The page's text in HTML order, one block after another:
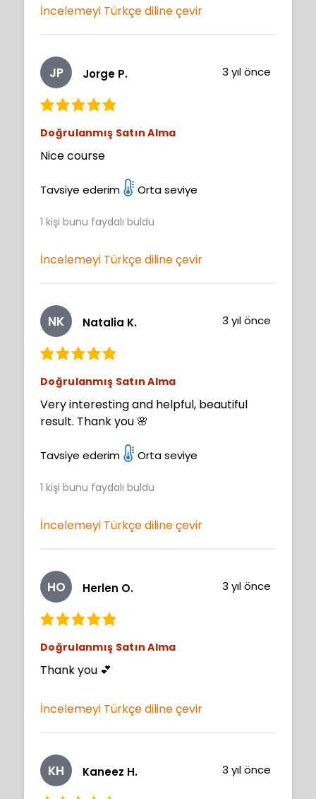
are steps I'll be adding to my art. Thank
İncelemeyi Türkçe diline çevir
JP Jorge P. 3 yıl önce
Doğrulanmış Satın Alma
Nice course
Tavsiye ederim Orta seviye
1 kişi bunu faydalı buldu
İncelemeyi Türkçe diline çevir
NK Natalia K. 3 yıl önce
Doğrulanmış Satın Alma
Very interesting and helpful, beautiful
result. Thank you 🌸
Tavsiye ederim Orta seviye
1 kişi bunu faydalı buldu
İncelemeyi Türkçe diline çevir
HO Herlen O. 3 yıl önce
Doğrulanmış Satın Alma
Thank you 💕
İncelemeyi Türkçe diline çevir
KH Kaneez H. 3 yıl önce